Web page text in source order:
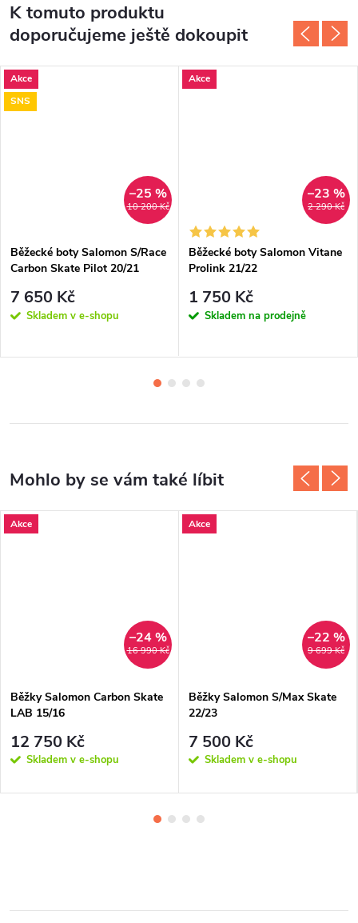
K tomuto produktu
doporučujeme ještě dokoupit
Akce
SNS
10 200 Kč
–25 %
Běžecké boty Salomon S/Race
Carbon Skate Pilot 20/21
7 650 Kč
Skladem v e-shopu
Akce
2 290 Kč
–23 %
Běžecké boty Salomon Vitane
Prolink 21/22
1 750 Kč
Skladem na prodejně
Akce
16 990 Kč
–24 %
Běžky Salomon Carbon Skate
LAB 15/16
12 750 Kč
Skladem v e-shopu
Akce
9 699 Kč
–22 %
Běžky Salomon S/Max Skate
22/23
7 500 Kč
Skladem v e-shopu